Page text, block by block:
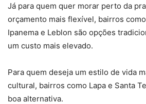
Já para quem quer morar perto da
orçamento mais flexível, bairros
Ipanema e Leblon são opções
um custo mais elevado.
Para quem deseja um estilo de vida
cultural, bairros como Lapa e Santa
boa alternativa.